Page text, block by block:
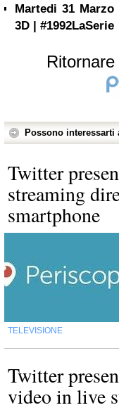
Martedi 31
3D | #1992LaSerie
Possono
Twitter
streaming
smartphone
TELEVISIONE
Twitter
video in live